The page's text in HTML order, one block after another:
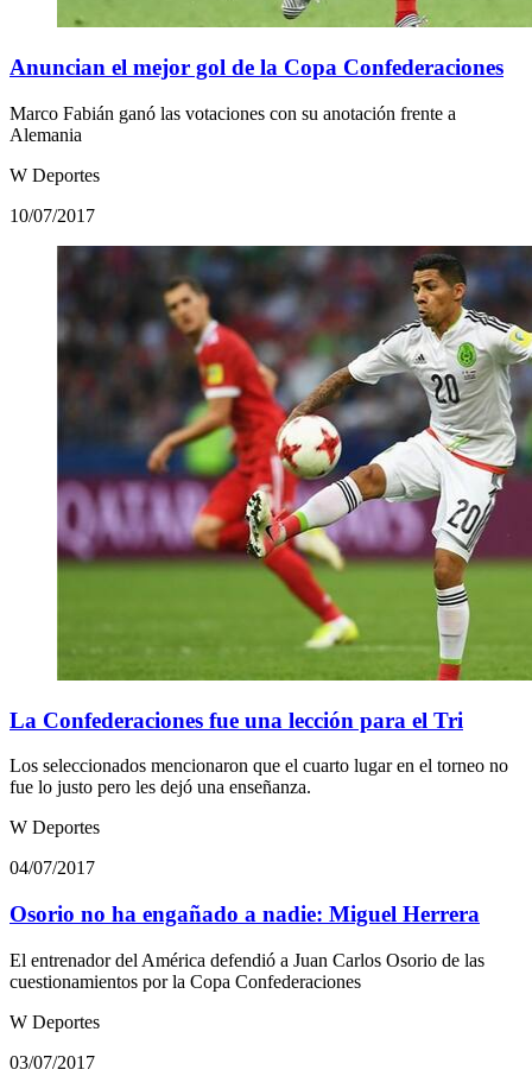
Anuncian el mejor gol de la Copa Confederaciones
Marco Fabián ganó las votaciones con su anotación frente a
Alemania
W Deportes
10/07/2017
La Confederaciones fue una lección para el Tri
Los seleccionados mencionaron que el cuarto lugar en el torneo no
fue lo justo pero les dejó una enseñanza.
W Deportes
04/07/2017
Osorio no ha engañado a nadie: Miguel Herrera
El entrenador del América defendió a Juan Carlos Osorio de las
cuestionamientos por la Copa Confederaciones
W Deportes
03/07/2017